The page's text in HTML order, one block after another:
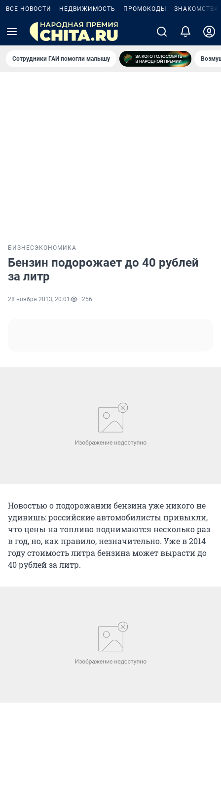
ВСЕ НОВОСТИ НЕДВИЖИМОСТЬ ПРОМОКОДЫ ЗНАКОМСТВА
Сотрудники ГАИ помогли малышу
БИЗНЕС ЭКОНОМИКА
Бензин подорожает до 40 рублей
за литр
28 ноября 2013, 20:01 256
Новостью о подорожании бензина уже никого не
удивишь: российские автомобилисты привыкли,
что цены на топливо поднимаются несколько раз
в год, но, как правило, незначительно. Уже в 2014
году стоимость литра бензина может вырасти до
40 рублей за литр.